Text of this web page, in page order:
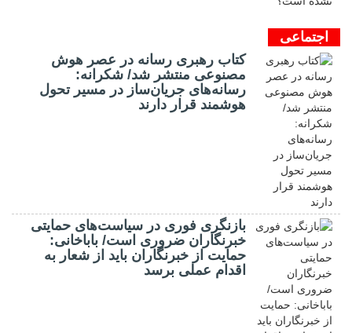
اجتماعی
کتاب رهبری رسانه در عصر هوش
مصنوعی منتشر شد/ شکرانه:
رسانه‌های جریان‌ساز در مسیر تحول
هوشمند قرار دارند
بازنگری فوری در سیاست‌های حمایتی
خبرنگاران ضروری است/ باباخانی:
حمایت از خبرنگاران باید از شعار به
اقدام عملی برسد